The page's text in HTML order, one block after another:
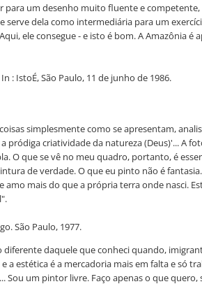
para um desenho muito fluente e
dela como intermediária para um
ele consegue - e isto é bom. A Amazônia
: IstoÉ, São Paulo, 11 de junho de 1986.
simplesmente como se apresentam,
criatividade da natureza (Deus)'... A
O que se vê no meu quadro, portanto, é
de verdade. O que eu pinto não é
amo mais do que a própria terra onde
São Paulo, 1977.
daquele que conheci quando,
a estética é a mercadoria mais em falta e só
Sou um pintor livre. Faço apenas o que